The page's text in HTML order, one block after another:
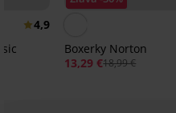
4,9
Boxerky Norton
13,29 €18,99 €